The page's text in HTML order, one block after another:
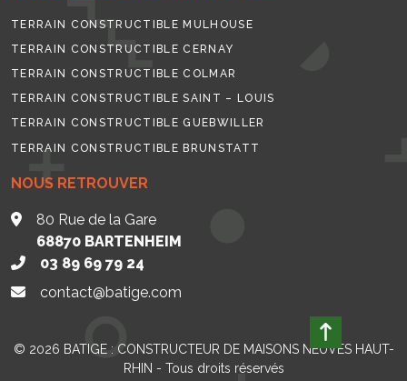
NOUS RETROUVER
80 Rue de la Gare
68870 BARTENHEIM
03 89 69 79 24
contact@batige.com
TERRAIN CONSTRUCTIBLE MULHOUSE
TERRAIN CONSTRUCTIBLE CERNAY
TERRAIN CONSTRUCTIBLE COLMAR
TERRAIN CONSTRUCTIBLE SAINT – LOUIS
TERRAIN CONSTRUCTIBLE GUEBWILLER
TERRAIN CONSTRUCTIBLE BRUNSTATT
© 2026 BATIGE : CONSTRUCTEUR DE MAISONS NEUVES HAUT-
RHIN - Tous droits réservés